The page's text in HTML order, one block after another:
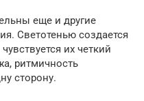
еще и другие
Светотенью создается
их четкий
ритмичность
сторону.